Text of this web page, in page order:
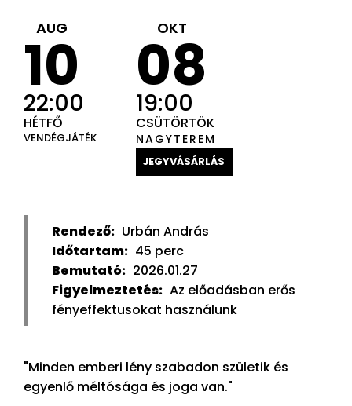
AUG
10
22:00
HÉTFŐ
VENDÉGJÁTÉK
OKT
08
19:00
CSÜTÖRTÖK
NAGYTEREM
JEGYVÁSÁRLÁS
Rendező: Urbán András
Időtartam: 45 perc
Bemutató: 2026.01.27
Figyelmeztetés: Az előadásban erős
fényeffektusokat használunk
"Minden emberi lény szabadon születik és
egyenlő méltósága és joga van."